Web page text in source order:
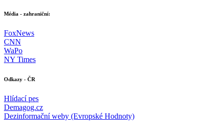
Média - zahraniční:
FoxNews
CNN
WaPo
NY Times
Odkazy - ČR
Hlídací pes
Demagog.cz
Dezinformační weby (Evropské Hodnoty)